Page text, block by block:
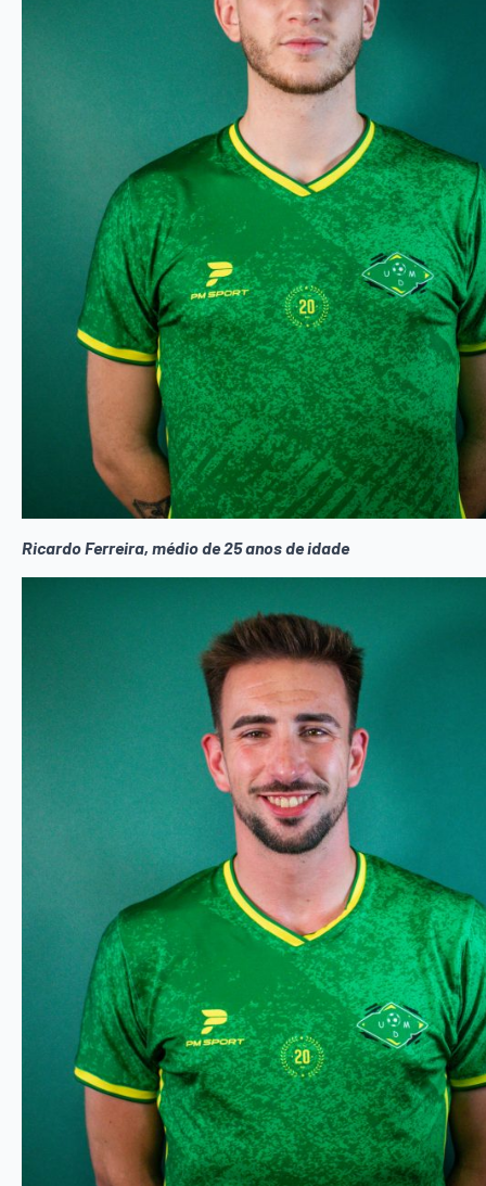
Ricardo Ferreira, médio de 25 anos de idade